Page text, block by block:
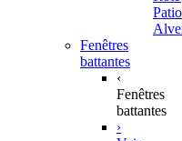
Patio
Fenêtres
battantes
‹
Fenêtres
battantes
›